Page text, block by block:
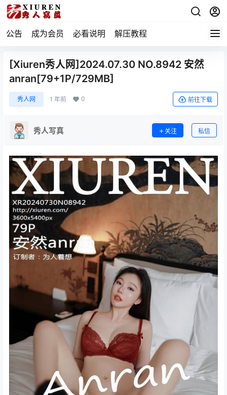
公告 成为会员 必看说明 解压教程
[Xiuren秀人网]2024.07.30 NO.8942 安然
anran[79+1P/729MB]
秀人网 1 年前 0 前往下载
秀人写真 关注 私信